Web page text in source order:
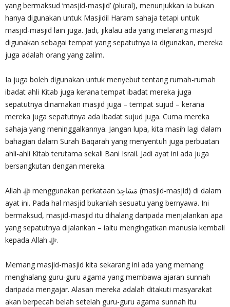
yang bermaksud ‘masjid-masjid’ (plural), menunjukkan ia bukan
hanya digunakan untuk Masjidil Haram sahaja tetapi untuk
masjid-masjid lain juga. Jadi, jikalau ada yang melarang masjid
digunakan sebagai tempat yang sepatutnya ia digunakan, mereka
juga adalah orang yang zalim.
Ia juga boleh digunakan untuk menyebut tentang rumah-rumah
ibadat ahli Kitab juga kerana tempat ibadat mereka juga
sepatutnya dinamakan masjid juga – tempat sujud – kerana
mereka juga sepatutnya ada ibadat sujud juga. Cuma mereka
sahaja yang meninggalkannya. Jangan lupa, kita masih lagi dalam
bahagian dalam Surah Baqarah yang menyentuh juga perbuatan
ahli-ahli Kitab terutama sekali Bani Israil. Jadi ayat ini ada juga
bersangkutan dengan mereka.
Allah ‎ﷻ menggunakan perkataan مَسَاجِدَ (masjid-masjid) di dalam
ayat ini. Pada hal masjid bukanlah sesuatu yang bernyawa. Ini
bermaksud, masjid-masjid itu dihalang daripada menjalankan apa
yang sepatutnya dijalankan – iaitu mengingatkan manusia kembali
kepada Allah ‎ﷻ.
Memang masjid-masjid kita sekarang ini ada yang memang
menghalang guru-guru agama yang membawa ajaran sunnah
daripada mengajar. Alasan mereka adalah ditakuti masyarakat
akan berpecah belah setelah guru-guru agama sunnah itu